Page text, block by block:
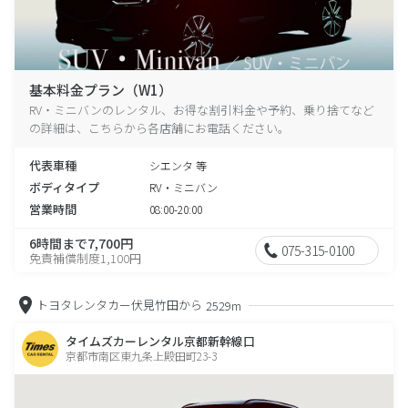
基本料金プラン（W1）
RV・ミニバンのレンタル、お得な割引料金や予約、乗り捨てなど
の詳細は、こちらから各店舗にお電話ください。
代表車種 シエンタ 等
ボディタイプ RV・ミニバン
営業時間 08:00-20:00
6時間まで7,700円
免責補償制度1,100円 075-315-0100
トヨタレンタカー伏見竹田から 2529m
タイムズカーレンタル京都新幹線口
京都市南区東九条上殿田町23-3